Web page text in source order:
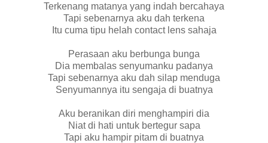
Terkenang matanya yang indah bercahaya
Tapi sebenarnya aku dah terkena
Itu cuma tipu helah contact lens sahaja
Perasaan aku berbunga bunga
Dia membalas senyumanku padanya
Tapi sebenarnya aku dah silap menduga
Senyumannya itu sengaja di buatnya
Aku beranikan diri menghampiri dia
Niat di hati untuk bertegur sapa
Tapi aku hampir pitam di buatnya